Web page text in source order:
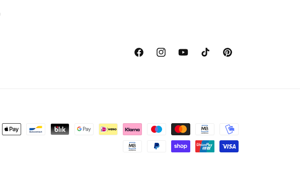
FacebookInstagramYouTubeTikTok Pinterest